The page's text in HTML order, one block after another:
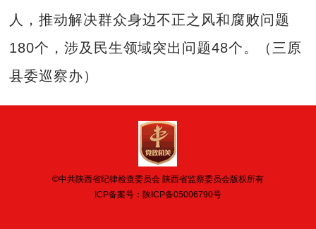
人，推动解决群众身边不正之风和腐败问题
180个，涉及民生领域突出问题48个。（三原
县委巡察办）
©中共陕西省纪律检查委员会 陕西省监察委员会版权所有
ICP备案号： 陕ICP备05006790号